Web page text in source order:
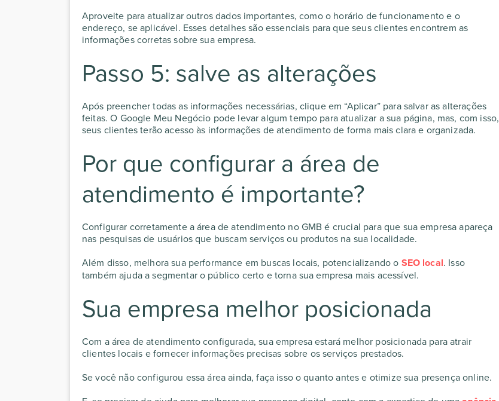
Aproveite para atualizar outros dados importantes, como o horário de funcionamento e o
endereço, se aplicável. Esses detalhes são essenciais para que seus clientes encontrem as
informações corretas sobre sua empresa.
Passo 5: salve as alterações
Após preencher todas as informações necessárias, clique em “Aplicar” para salvar as alterações
feitas. O Google Meu Negócio pode levar algum tempo para atualizar a sua página, mas, com isso,
seus clientes terão acesso às informações de atendimento de forma mais clara e organizada.
Por que configurar a área de
atendimento é importante?
Configurar corretamente a área de atendimento no GMB é crucial para que sua empresa apareça
nas pesquisas de usuários que buscam serviços ou produtos na sua localidade.
Além disso, melhora sua performance em buscas locais, potencializando o SEO local. Isso
também ajuda a segmentar o público certo e torna sua empresa mais acessível.
Sua empresa melhor posicionada
Com a área de atendimento configurada, sua empresa estará melhor posicionada para atrair
clientes locais e fornecer informações precisas sobre os serviços prestados.
Se você não configurou essa área ainda, faça isso o quanto antes e otimize sua presença online.